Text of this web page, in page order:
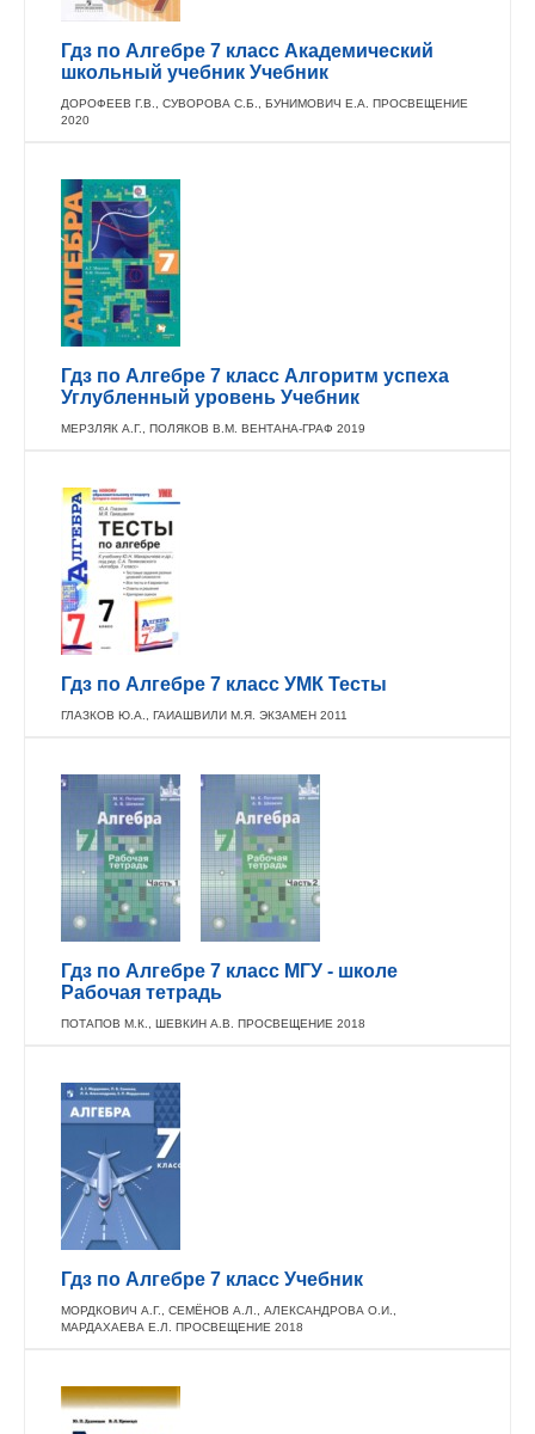
Гдз по Алгебре 7 класс Академический
школьный учебник Учебник
ДОРОФЕЕВ Г.В., СУВОРОВА С.Б., БУНИМОВИЧ Е.А. ПРОСВЕЩЕНИЕ
2020
Гдз по Алгебре 7 класс Алгоритм успеха
Углубленный уровень Учебник
МЕРЗЛЯК А.Г., ПОЛЯКОВ В.М. ВЕНТАНА-ГРАФ 2019
Гдз по Алгебре 7 класс УМК Тесты
ГЛАЗКОВ Ю.А., ГАИАШВИЛИ М.Я. ЭКЗАМЕН 2011
Гдз по Алгебре 7 класс МГУ - школе
Рабочая тетрадь
ПОТАПОВ М.К., ШЕВКИН А.В. ПРОСВЕЩЕНИЕ 2018
Гдз по Алгебре 7 класс Учебник
МОРДКОВИЧ А.Г., СЕМЁНОВ А.Л., АЛЕКСАНДРОВА О.И.,
МАРДАХАЕВА Е.Л. ПРОСВЕЩЕНИЕ 2018